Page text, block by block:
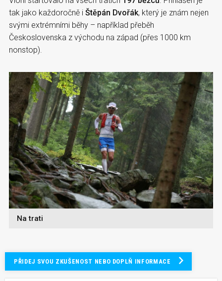
tak jako každoročně i Štěpán Dvořák, který je znám nejen
svými extrémními běhy – například přeběh
Československa z východu na západ (přes 1000 km
nonstop).
Na trati
PŘIDEJ SVOU ZKUŠENOST NEBO DOPLŇ INFORMACE